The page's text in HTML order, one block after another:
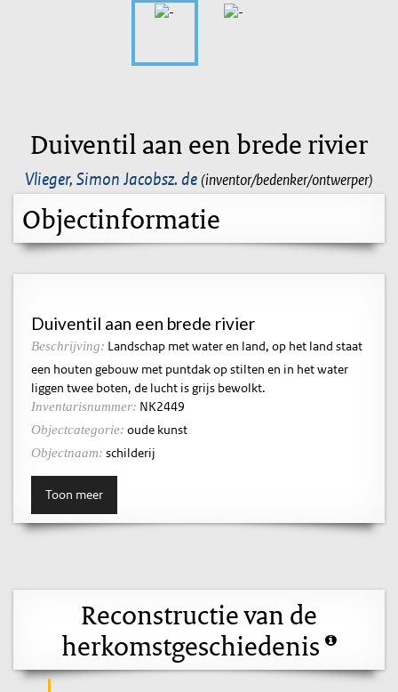
Duiventil aan een brede rivier
Vlieger, Simon Jacobsz. de (inventor/bedenker/ontwerper)
Objectinformatie
Duiventil aan een brede rivier
Beschrijving: Landschap met water en land, op het land staat
een houten gebouw met puntdak op stilten en in het water
liggen twee boten, de lucht is grijs bewolkt.
Inventarisnummer: NK2449
Objectcategorie: oude kunst
Objectnaam: schilderij
Toon meer
Reconstructie van de
herkomstgeschiedenis